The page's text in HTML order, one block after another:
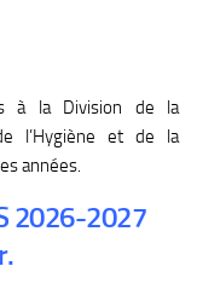
à la Division de la
l’Hygiène et de la
années.
2026-2027